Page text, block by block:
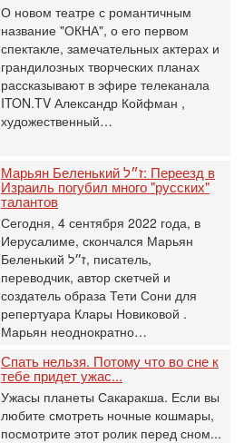
О новом театре с романтичным
название "ОКНА", о его первом
спектакле, замечательных актерах и
грандилозных творческих планах
рассказывают в эфире телеканала
ITON.TV Александр Койфман ,
художественный…
Марьян Беленький ז״ל: Переезд в
Израиль погубил много "русских"
талантов
Сегодня, 4 сентября 2022 года, в
Иерусалиме, скончался Марьян
Беленький ז״ל, писатель,
переводчик, автор скетчей и
создатель образа Тети Сони для
репертуара Клары Новиковой .
Марьян неоднократно…
Спать нельзя. Потому что во сне к
тебе придет ужас...
Ужасы планеты Сакаракша. Если вы
любите смотреть ночные кошмары,
посмотрите этот ролик перед сном...